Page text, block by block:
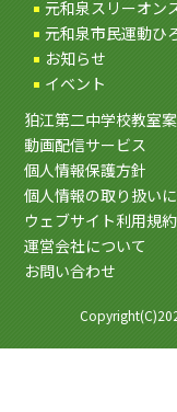
元和泉スリーオン
元和泉市民運動ひ
お知らせ
イベント
狛江第二中学校教室
動画配信サービス
個人情報保護方針
個人情報の取り扱い
ウェブサイト利用規約
運営会社について
お問い合わせ